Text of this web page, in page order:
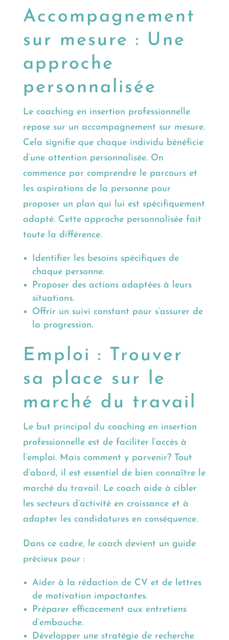
Accompagnement
sur mesure : Une
approche
personnalisée
Le coaching en insertion professionnelle
repose sur un accompagnement sur mesure.
Cela signifie que chaque individu bénéficie
d’une attention personnalisée. On
commence par comprendre le parcours et
les aspirations de la personne pour
proposer un plan qui lui est spécifiquement
adapté. Cette approche personnalisée fait
toute la différence.
Identifier les besoins spécifiques de
chaque personne.
Proposer des actions adaptées à leurs
situations.
Offrir un suivi constant pour s’assurer de
la progression.
Emploi : Trouver
sa place sur le
marché du travail
Le but principal du coaching en insertion
professionnelle est de faciliter l’accès à
l’emploi. Mais comment y parvenir? Tout
d’abord, il est essentiel de bien connaître le
marché du travail. Le coach aide à cibler
les secteurs d’activité en croissance et à
adapter les candidatures en conséquence.
Dans ce cadre, le coach devient un guide
précieux pour :
Aider à la rédaction de CV et de lettres
de motivation impactantes.
Préparer efficacement aux entretiens
d’embauche.
Développer une stratégie de recherche